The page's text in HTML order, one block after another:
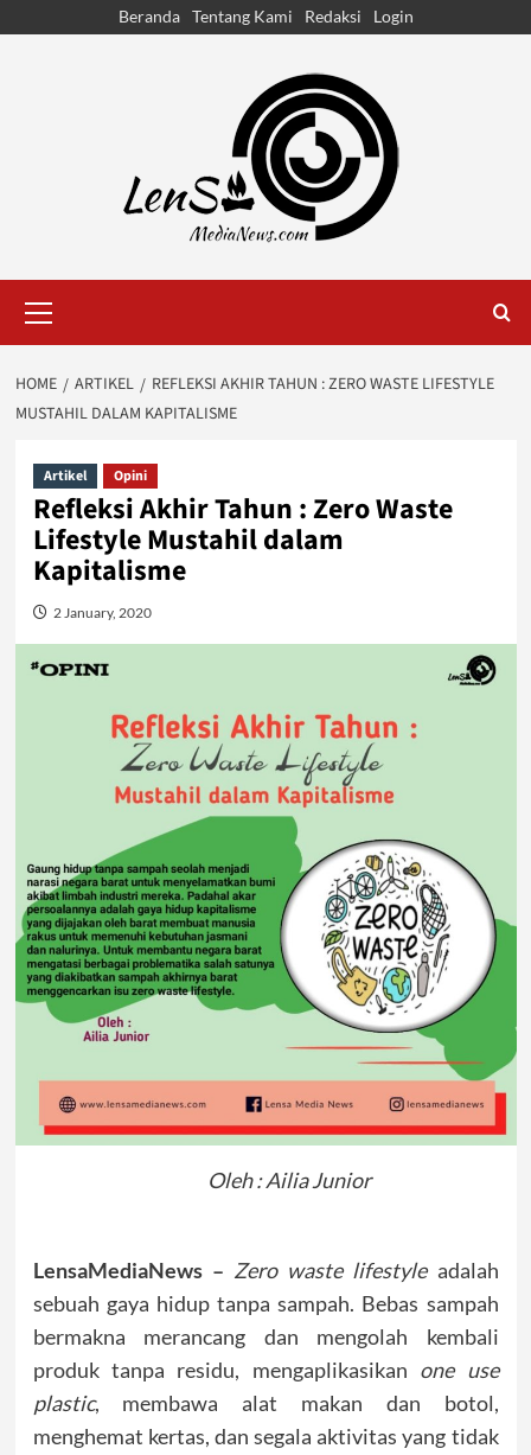
Beranda Tentang Kami Redaksi Login
Menu
HOME ARTIKEL
REFLEKSI AKHIR TAHUN : ZERO WASTE LIFESTYLE
MUSTAHIL DALAM KAPITALISME
Artikel Opini
Refleksi Akhir Tahun : Zero Waste
Lifestyle Mustahil dalam
Kapitalisme
2 January, 2020
Oleh : Ailia Junior
LensaMediaNews – Zero waste lifestyleadalah
sebuah gaya hidup tanpa sampah. Bebas sampah
bermakna merancang dan mengolah kembali
produk tanpa residu, mengaplikasikan one use
plastic, membawa alat makan dan botol,
menghemat kertas, dan segala aktivitas yang tidak